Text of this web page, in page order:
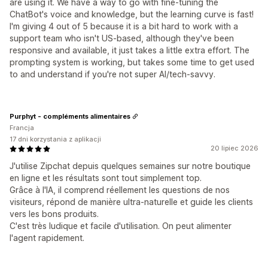
are using it. We have a way to go with fine-tuning the
ChatBot's voice and knowledge, but the learning curve is fast!
I'm giving 4 out of 5 because it is a bit hard to work with a
support team who isn't US-based, although they've been
responsive and available, it just takes a little extra effort. The
prompting system is working, but takes some time to get used
to and understand if you're not super AI/tech-savvy.
20 lipiec 2026
J'utilise Zipchat depuis quelques semaines sur notre boutique
en ligne et les résultats sont tout simplement top.
Grâce à l'IA, il comprend réellement les questions de nos
visiteurs, répond de manière ultra-naturelle et guide les clients
vers les bons produits.
C'est très ludique et facile d'utilisation. On peut alimenter
l'agent rapidement.
Purphyt - compléments alimentaires
Francja
17 dni korzystania z aplikacji